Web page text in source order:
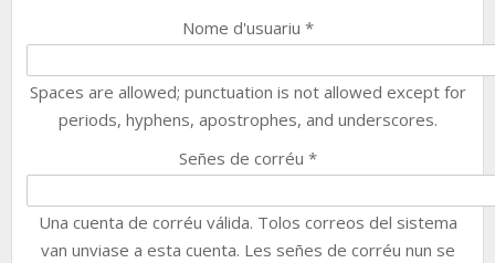
Nome d'usuariu *
Spaces are allowed; punctuation is not allowed except for
periods, hyphens, apostrophes, and underscores.
Señes de corréu *
Una cuenta de corréu válida. Tolos correos del sistema
van unviase a esta cuenta. Les señes de corréu nun se